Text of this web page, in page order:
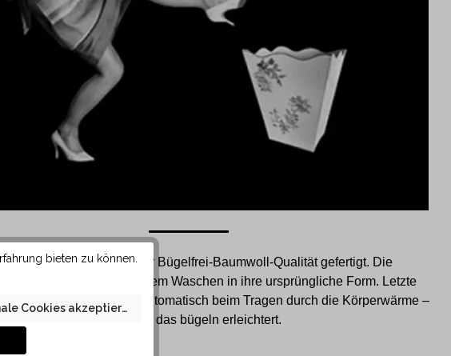
Hemd wird aus spezieller Bügelfrei-Baumwoll-Qualität gefertigt. Die
glättet sich nach dem Waschen in ihre ursprüngliche Form. Letzte
im Hemd legen sich automatisch beim Tragen durch die Körperwärme –
somit wird das bügeln erleichtert.
bieten zu können.
Cookies akzeptieren